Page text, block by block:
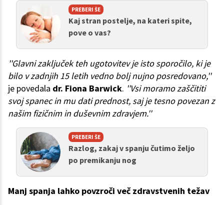
PREBERI ŠE
Kaj stran postelje, na kateri spite,
pove o vas?
''Glavni zaključek teh ugotovitev je isto sporočilo, ki je
bilo v zadnjih 15 letih vedno bolj nujno posredovano,''
je povedala dr. Fiona Barwick. ''Vsi moramo zaščititi
svoj spanec in mu dati prednost, saj je tesno povezan z
našim fizičnim in duševnim zdravjem.''
PREBERI ŠE
Razlog, zakaj v spanju čutimo željo
po premikanju nog
Manj spanja lahko povzroči več zdravstvenih težav